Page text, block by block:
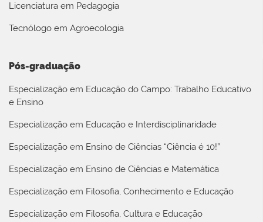
Licenciatura em Pedagogia
Tecnólogo em Agroecologia
Pós-graduação
Especialização em Educação do Campo: Trabalho Educativo
e Ensino
Especialização em Educação e Interdisciplinaridade
Especialização em Ensino de Ciências “Ciência é 10!”
Especialização em Ensino de Ciências e Matemática
Especialização em Filosofia, Conhecimento e Educação
Especialização em Filosofia, Cultura e Educação